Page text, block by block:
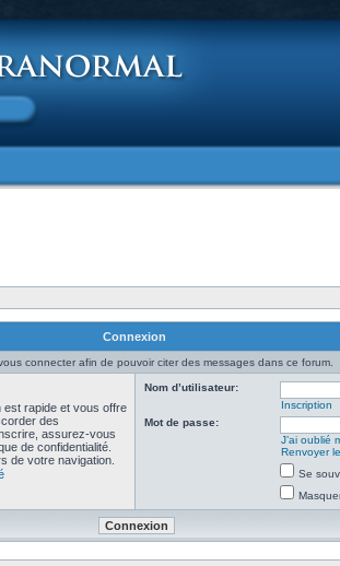
Connexion
connecter afin de pouvoir citer des messages dans ce forum.
est rapide et vous offre
des
assurez-vous
de confidentialité.
de votre navigation.
Nom d’utilisateur:
Inscription
Mot de passe:
J’ai oublié
Renvoyer
Se